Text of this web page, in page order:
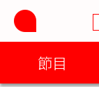
節目